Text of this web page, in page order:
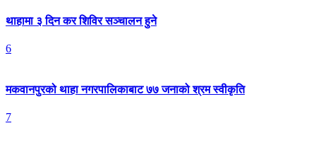
थाहामा ३ दिन कर शिविर सञ्चालन हुने
6
मकवानपुरको थाहा नगरपालिकाबाट ७७ जनाको श्रम स्वीकृति
7